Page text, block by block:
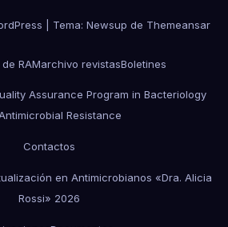
Tema: Newsup de Themeansar
RAMarchivo revistasBoletines
Assurance Program in Bacteriology
Resistance
Contactos
en Antimicrobianos «Dra. Alicia
Rossi» 2026